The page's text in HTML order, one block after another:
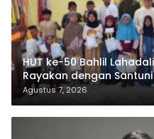
HUT ke-50 Bahlil
Rayakan dengan
Agustus 7, 2026